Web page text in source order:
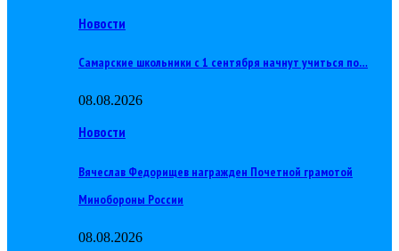
Новости
Самарские школьники с 1 сентября начнут учиться по…
08.08.2026
Новости
Вячеслав Федорищев награжден Почетной грамотой
Минобороны России
08.08.2026